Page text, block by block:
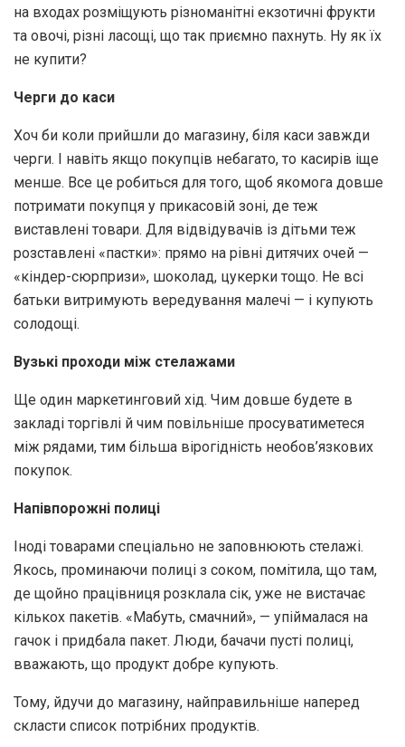
на входах розміщують різноманітні екзотичні фрукти
та овочі, різні ласощі, що так приємно пахнуть. Ну як їх
не купити?
Черги до каси
Хоч би коли прийшли до магазину, біля каси завжди
черги. І навіть якщо покупців небагато, то касирів іще
менше. Все це робиться для того, щоб якомога довше
потримати покупця у прикасовій зоні, де теж
виставлені товари. Для відвідувачів із дітьми теж
розставлені «пастки»: прямо на рівні дитячих очей —
«кіндер-сюрпризи», шоколад, цукерки тощо. Не всі
батьки витримують вередування малечі — і купують
солодощі.
Вузькі проходи між стелажами
Ще один маркетинговий хід. Чим довше будете в
закладі торгівлі й чим повільніше просуватиметеся
між рядами, тим більша вірогідність необов’язкових
покупок.
Напівпорожні полиці
Іноді товарами спеціально не заповнюють стелажі.
Якось, проминаючи полиці з соком, помітила, що там,
де щойно працівниця розклала сік, уже не вистачає
кількох пакетів. «Мабуть, смачний», — упіймалася на
гачок і придбала пакет. Люди, бачачи пусті полиці,
вважають, що продукт добре купують.
Тому, йдучи до магазину, найправильніше наперед
скласти список потрібних продуктів.